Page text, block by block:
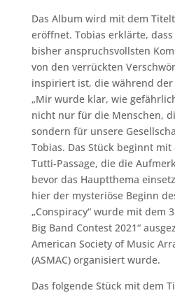
Das Album wird mit dem
eröffnet. Tobias erklärte,
bisher anspruchsvollsten
von den verrückten
inspiriert ist, die während
„Mir wurde klar, wie
nicht nur für die Menschen,
sondern für unsere
Tobias. Das Stück beginnt
Tutti-Passage, die die
bevor das Hauptthema
hier der mysteriöse Beginn
„Conspiracy“ wurde mit dem
Big Band Contest 2021“
American Society of Music
(ASMAC) organisiert wurde.
Das folgende Stück mit dem